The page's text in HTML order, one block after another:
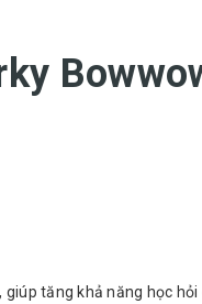
tăng khả năng học hỏi